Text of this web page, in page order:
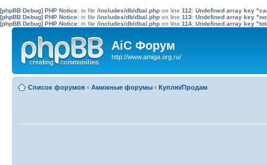
[phpBB Debug] PHP Notice: in file /includes/db/dbal.php on line 112: Undefined array key
[phpBB Debug] PHP Notice: in file /includes/db/dbal.php on line 113: Undefined array key
[phpBB Debug] PHP Notice: in file /includes/db/dbal.php on line 114: Undefined array key
AiC Форум
http://www.amiga.org.ru/
Список форумов ‹ Амижные форумы ‹ Куплю/Продам